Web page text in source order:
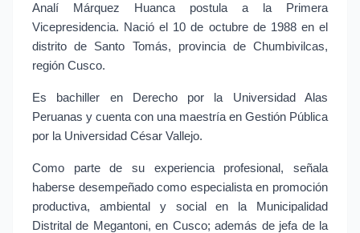
Analí Márquez Huanca postula a la Primera
Vicepresidencia. Nació el 10 de octubre de 1988 en el
distrito de Santo Tomás, provincia de Chumbivilcas,
región Cusco.
Es bachiller en Derecho por la Universidad Alas
Peruanas y cuenta con una maestría en Gestión Pública
por la Universidad César Vallejo.
Como parte de su experiencia profesional, señala
haberse desempeñado como especialista en promoción
productiva, ambiental y social en la Municipalidad
Distrital de Megantoni, en Cusco; además de jefa de la